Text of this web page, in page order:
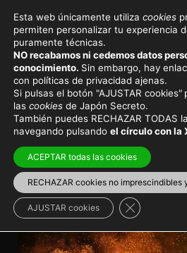
Eventos y festivales en Japón
Festival O-
Kioto: el ritual
anuncia la
Fuego ritual para dar la
Kioto
Viajar a Japón > Japón en invierno
Esta web únicamente utiliza cookies
permiten personalizar tu experiencia
puramente técnicas.
NO recabamos ni cedemos datos
conocimiento. Sin embargo, hay
con políticas de privacidad ajenas.
Si pulsas el botón "AJUSTAR cookies"
las cookies de Japón Secreto.
También puedes RECHAZAR TODAS
navegando pulsando el círculo con la
ACEPTAR todas las cookies
RECHAZAR cookies no imprescindibles
AJUSTAR cookies Cerrar el